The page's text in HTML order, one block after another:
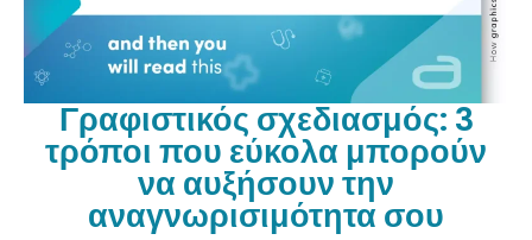
Γραφιστικός σχεδιασμός: 3
τρόποι που εύκολα μπορούν
να αυξήσουν την
αναγνωρισιμότητα σου